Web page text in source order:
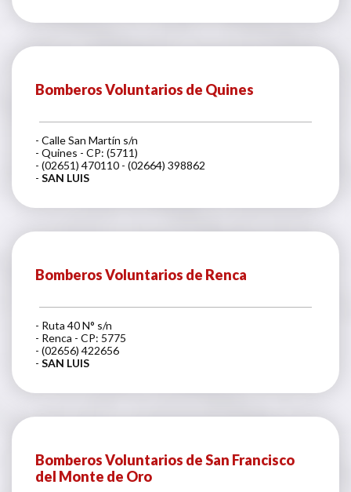
Bomberos Voluntarios de Quines
- Calle San Martín s/n
- Quines - CP: (5711)
- (02651) 470110 - (02664) 398862
- SAN LUIS
Bomberos Voluntarios de Renca
- Ruta 40 N° s/n
- Renca - CP: 5775
- (02656) 422656
- SAN LUIS
Bomberos Voluntarios de San Francisco
del Monte de Oro